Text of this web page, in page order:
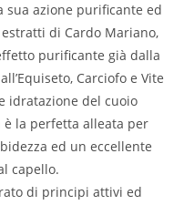
sua azione purificante ed
di Cardo Mariano,
purificante già dalla
Carciofo e Vite
idratazione del cuoio
è la perfetta alleata per
ed un eccellente
capello.
di principi attivi ed